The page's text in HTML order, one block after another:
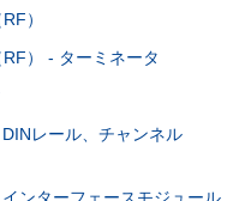
）
） - ターミネータ
レール、チャンネル
ンターフェースモジュール